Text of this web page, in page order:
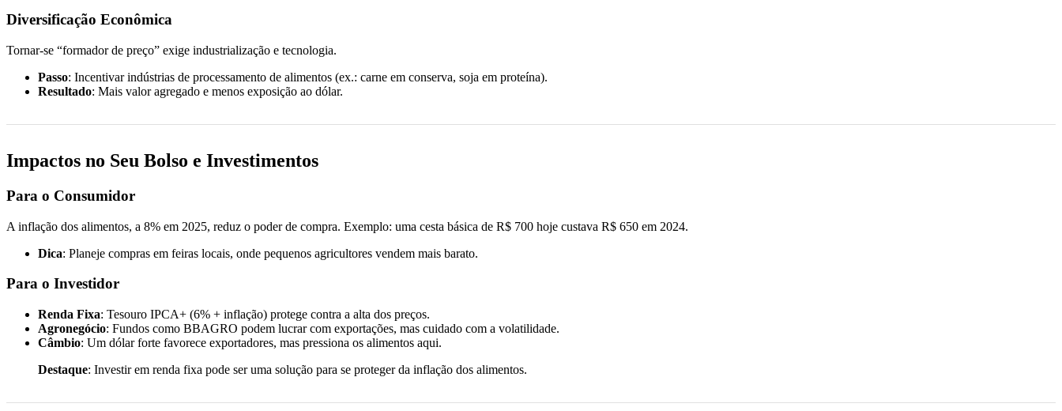
Diversificação Econômica
Tornar-se “formador de preço” exige industrialização e tecnologia.
Passo: Incentivar indústrias de processamento de alimentos (ex.: carne em conserva, soja em proteína).
Resultado: Mais valor agregado e menos exposição ao dólar.
Impactos no Seu Bolso e Investimentos
Para o Consumidor
A inflação dos alimentos, a 8% em 2025, reduz o poder de compra. Exemplo: uma cesta básica de R$ 700 hoje custava R$ 650 em 2024.
Dica: Planeje compras em feiras locais, onde pequenos agricultores vendem mais barato.
Para o Investidor
Renda Fixa: Tesouro IPCA+ (6% + inflação) protege contra a alta dos preços.
Agronegócio: Fundos como BBAGRO podem lucrar com exportações, mas cuidado com a volatilidade.
Câmbio: Um dólar forte favorece exportadores, mas pressiona os alimentos aqui.
Destaque: Investir em renda fixa pode ser uma solução para se proteger da inflação dos alimentos.